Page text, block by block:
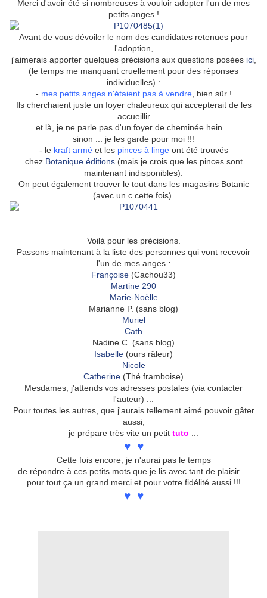
Merci d'avoir été si nombreuses à vouloir adopter l'un de mes
petits anges !
Avant de vous dévoiler le nom des candidates retenues pour
l'adoption,
j'aimerais apporter quelques précisions aux questions posées ici,
(le temps me manquant cruellement pour des réponses
individuelles) :
- mes petits anges n'étaient pas à vendre, bien sûr !
Ils cherchaient juste un foyer chaleureux qui accepterait de les
accueillir
et là, je ne parle pas d'un foyer de cheminée hein ...
sinon ... je les garde pour moi !!!
- le kraft arméet les pinces à lingeont été trouvés
chez Botanique éditions(mais je crois que les pinces sont
maintenant indisponibles).
On peut également trouver le tout dans les magasins Botanic
(avec un c cette fois).
Voilà pour les précisions.
Passons maintenant à la liste des personnes qui vont recevoir
l'un de mes anges :
Françoise (Cachou33)
Martine 290
Marie-Noëlle
Marianne P. (sans blog)
Muriel
Cath
Nadine C. (sans blog)
Isabelle (ours râleur)
Nicole
Catherine (Thé framboise)
Mesdames, j'attends vos adresses postales (via contacter
l'auteur) ...
Pour toutes les autres, que j'aurais tellement aimé pouvoir gâter
aussi,
je prépare très vite un petit tuto
♥♥ ♥
Cette fois encore, je n'aurai pas le temps
de répondre à ces petits mots que je lis avec tant de plaisir ...
pour tout ça un grand merci et pour votre fidélité aussi !!!
♥♥ ♥